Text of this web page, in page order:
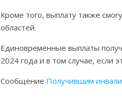
Кроме того, выплату также
областей.
Единовременные выплаты
2024 года и в том случае, если
Сообщение Получившим